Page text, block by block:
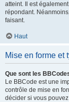
atteint. Il est
répondant.
faisant.
Haut
Mise en forme et
Que sont les
Le BBCode est une
contrôle de mise en
décider si vous